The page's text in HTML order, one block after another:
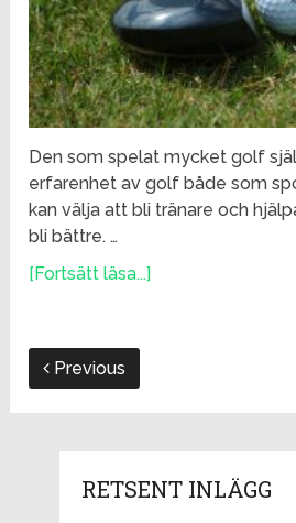
Den som spelat mycket golf
erfarenhet av golf både som
kan välja att bli tränare och
bli bättre. …
[Fortsätt läsa...]
Previous
RETSENT INLÄGG